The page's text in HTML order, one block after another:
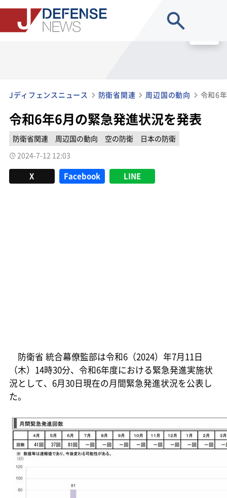
Jディフェンスニュース 防衛省関連 周辺国の動向 令和6
令和6年6月の緊急発進状況を発表
防衛省関連 周辺国の動向 空の防衛
日本の防衛
2024-7-12 12:03
X Facebook LINE
防衛省 統合幕僚監部は令和6（2024）年7月11日
（木）14時30分、令和6年度における緊急発進実施状
況として、6月30日現在の月間緊急発進状況を公表し
た。